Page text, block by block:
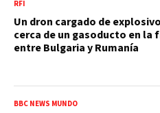
RFI
Un dron cargado de
cerca de un gasoducto en la
entre Bulgaria y Rumanía
BBC NEWS MUNDO